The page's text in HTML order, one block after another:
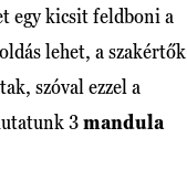
egy kicsit feldboni a
lehet, a szakértők
szóval ezzel a
3mandula